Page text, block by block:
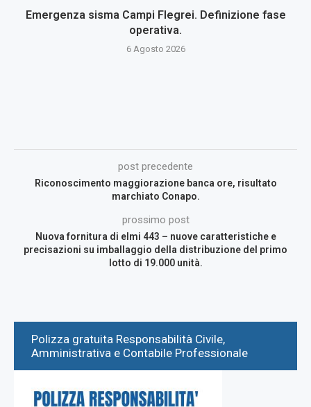
Emergenza sisma Campi Flegrei. Definizione fase
operativa.
6 Agosto 2026
post precedente
Riconoscimento maggiorazione banca ore, risultato
marchiato Conapo.
prossimo post
Nuova fornitura di elmi 443 – nuove caratteristiche e
precisazioni su imballaggio della distribuzione del primo
lotto di 19.000 unità.
Polizza gratuita Responsabilità Civile,
Amministrativa e Contabile Professionale